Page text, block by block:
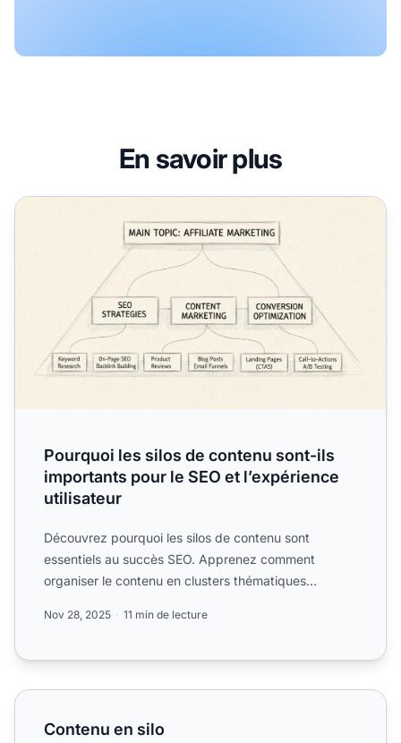
En savoir plus
Pourquoi les silos de contenu sont-ils importants pour le
Pourquoi les silos de contenu sont-ils
importants pour le SEO et l’expérience
utilisateur
Découvrez pourquoi les silos de contenu sont
essentiels au succès SEO. Apprenez comment
organiser le contenu en clusters thématiques
Nov 28, 2025 11 min de lecture
Contenu en silo
Contenu en silo